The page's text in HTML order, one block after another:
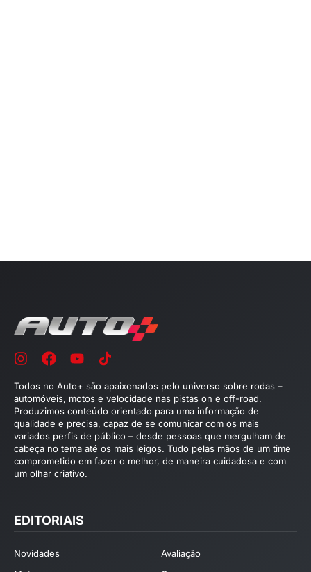
Todos no Auto+ são apaixonados pelo universo sobre rodas –
automóveis, motos e velocidade nas pistas on e off-road.
Produzimos conteúdo orientado para uma informação de
qualidade e precisa, capaz de se comunicar com os mais
variados perfis de público – desde pessoas que mergulham de
cabeça no tema até os mais leigos. Tudo pelas mãos de um time
comprometido em fazer o melhor, de maneira cuidadosa e com
um olhar criativo.
EDITORIAIS
Novidades
Avaliação